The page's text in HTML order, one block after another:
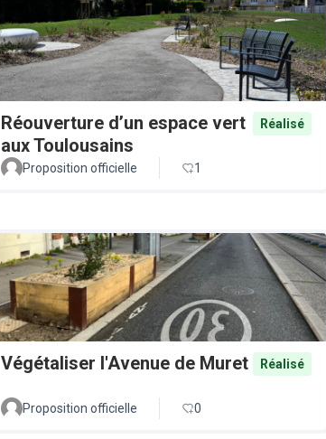
Réouverture d’un espace vert
aux Toulousains
Réalisé
Proposition officielle 1
Végétaliser l'Avenue de Muret Réalisé
Proposition officielle 0